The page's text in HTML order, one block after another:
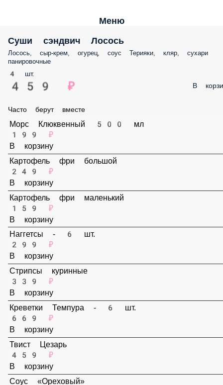
Меню
Суши сэндвич Лосось
Лосось, сыр-крем, огурец, соус Терияки, кляр, сухари панировочные
4 шт.
459 ₽
Морс Клюквенный 500 мл
199 ₽
В корзину
Картофель фри большой
249 ₽
В корзину
Картофель фри маленький
159 ₽
В корзину
Наггетсы - 6 шт.
299 ₽
В корзину
Стрипсы куринные
339 ₽
В корзину
Креветки Темпура - 6 шт.
669 ₽
В корзину